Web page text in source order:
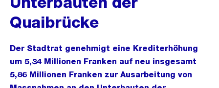
Quaibrücke
Der Stadtrat genehmigt eine Krediterhöhung
um 5,34 Millionen Franken auf neu insgesamt
5,86 Millionen Franken zur Ausarbeitung von